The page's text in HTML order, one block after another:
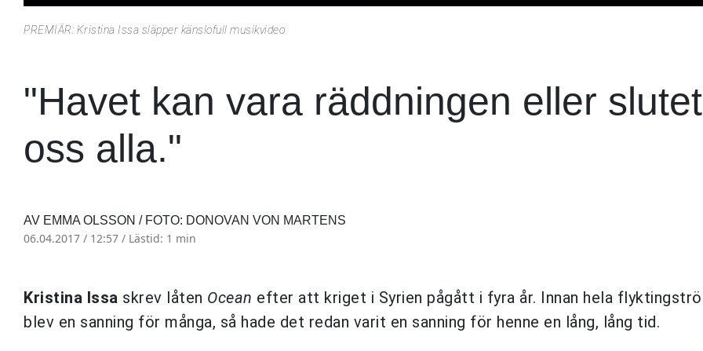
PREMIÄR: Kristina Issa släpper känslofull musikvideo
"Havet kan vara räddningen eller
oss alla."
AV EMMA OLSSON / FOTO: DONOVAN VON MARTENS
06.04.2017 / 12:57 / Lästid: 1 min
Kristina Issa skrev låten Ocean efter att kriget i Syrien pågått i fyra år. Innan hela
blev en sanning för många, så hade det redan varit en sanning för henne en lång, lång tid.